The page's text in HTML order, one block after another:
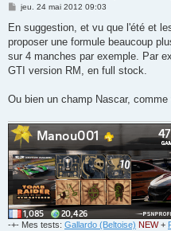
M
s
a
g
jeu. 24 mai 2012 09:03
En suggestion, et vu que l'été et
proposer une formule beaucoup
sur 4 manches par exemple. Par
GTI version RM, en full stock.
Ou bien un champ Nascar,
-+- Mes tests: Gallardo (Beltoise) NEW+